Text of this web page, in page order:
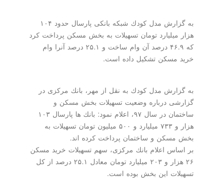
به گزارش مدل كودك شبكه بانكی پارسال حدود ۱۰۴
تومان تسهیلات به بخش مسكن پرداخت كرد
كه ۴۶.۹ درصد آن وام ساخت و ۲۵.۱ درصد آنرا وام
مسكن تشكیل داده است.
مدل كودك به نقل از مهر، بانك مركزی در
درباره وضعیت تسهیلات بخش مسكن و
ساختمان در سال ۹۷، اعلام نمود: بانك ها پارسال ۱۰۳
هزار و ۷۳۳ میلیارد و ۵۰۰ میلیون تومان تسهیلات به
و ساختمان پرداخت كرده اند.
اعلام بانك مركزی، سهم تسهیلات خرید مسكن
۲۶ هزار و ۲۰۳ میلیارد تومان معادل ۲۵.۱ درصد از كل
این بخش بوده است.